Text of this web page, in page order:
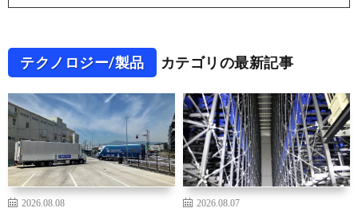
テクノロジー/製品 カテゴリの最新記事
2026.08.08
2026.08.07